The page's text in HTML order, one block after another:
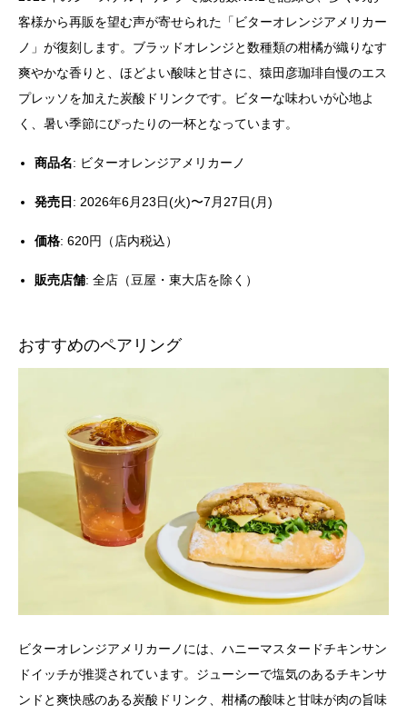
客様から再販を望む声が寄せられた「ビターオレンジアメリカー
ノ」が復刻します。ブラッドオレンジと数種類の柑橘が織りなす
爽やかな香りと、ほどよい酸味と甘さに、猿田彦珈琲自慢のエス
プレッソを加えた炭酸ドリンクです。ビターな味わいが心地よ
く、暑い季節にぴったりの一杯となっています。
商品名: ビターオレンジアメリカーノ
発売日 : 2026年6月23日(火)〜7月27日(月)
価格: 620円（店内税込）
販売店舗: 全店（豆屋・東大店を除く）
おすすめのペアリング
ビターオレンジアメリカーノには、ハニーマスタードチキンサン
ドイッチが推奨されています。ジューシーで塩気のあるチキンサ
ンドと爽快感のある炭酸ドリンク、柑橘の酸味と甘味が肉の旨味